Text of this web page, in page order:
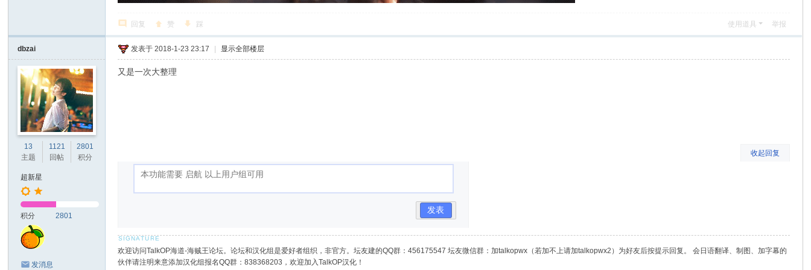
回复 赞 踩 使用道具 举报
dbzai
13
主题
1121
回帖
2801
积分
超新星
积分 2801
发消息
发表于 2018-1-23 23:17 显示全部楼层
又是一次大整理
收起回复
发表
欢迎访问TalkOP海道-海贼王论坛。论坛和汉化组是爱好者组织，非官方。坛友建的QQ群：456175547 坛友微信群：加talkopwx（若加不上请加talkopwx2）为好友后按提示回复。 会日语翻译、制图、加字幕的
伙伴请注明来意添加汉化组报名QQ群：838368203，欢迎加入TalkOP汉化！